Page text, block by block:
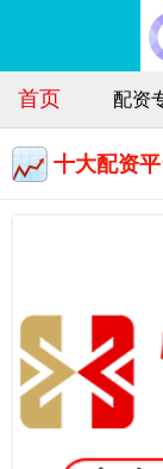
首页 配资
十大配资